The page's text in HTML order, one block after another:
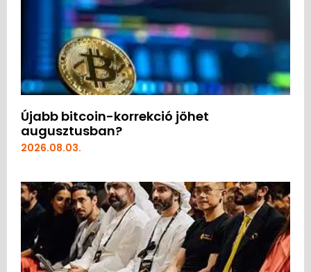
Újabb bitcoin-korrekció jöhet
augusztusban?
2026.08.03.